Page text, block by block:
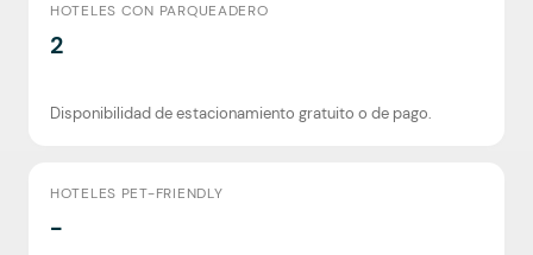
HOTELES CON PARQUEADERO
2
Disponibilidad de estacionamiento gratuito o de pago.
HOTELES PET-FRIENDLY
-